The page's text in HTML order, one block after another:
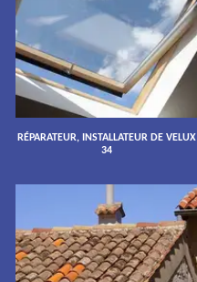
RÉPARATEUR, INSTALLATEUR DE VELUX
34